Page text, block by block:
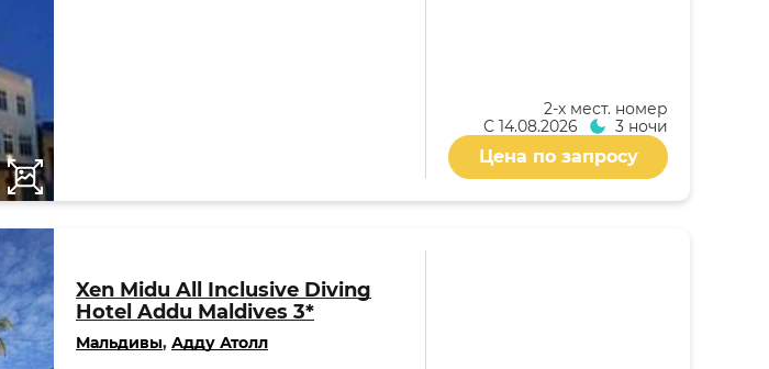
2-x мест. номер
С 14.08.2026 3 ночи
Цена по запросу
Xen Midu All Inclusive Diving
Hotel Addu Maldives 3*
Мальдивы, Адду Атолл